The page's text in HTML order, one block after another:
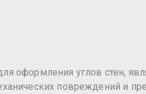
оформления углов стен,
повреждений и